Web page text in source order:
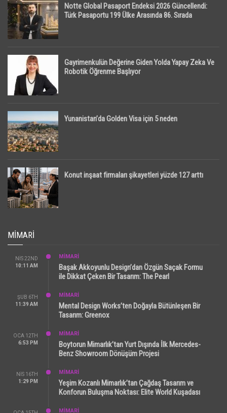
Notte Global Pasaport Endeksi 2026 Güncellendi:
Türk Pasaportu 199 Ülke Arasında 86. Sırada
Gayrimenkulün Değerine Giden Yolda Yapay Zeka Ve
Robotik Öğrenme Başlıyor
Yunanistan’da Golden Visa için 5 neden
Konut inşaat firmaları şikayetleri yüzde 127 arttı
MIMARI
NIS 22ND
10:11 AM
MİMARİ
Başak Akkoyunlu Design’dan Özgün Saçak Formu
ile Dikkat Çeken Bir Tasarım: The Pearl
ŞUB 6TH
11:39 AM
MİMARİ
Mental Design Works’ten Doğayla Bütünleşen Bir
Tasarım: Greenox
OCA 12TH
6:53 PM
MİMARİ
Boytorun Mimarlık’tan Yurt Dışında İlk Mercedes-
Benz Showroom Dönüşüm Projesi
NIS 16TH
1:29 PM
MİMARİ
Yeşim Kozanlı Mimarlık’tan Çağdaş Tasarım ve
Konforun Buluşma Noktası: Elite World Kuşadası
MİMARİ